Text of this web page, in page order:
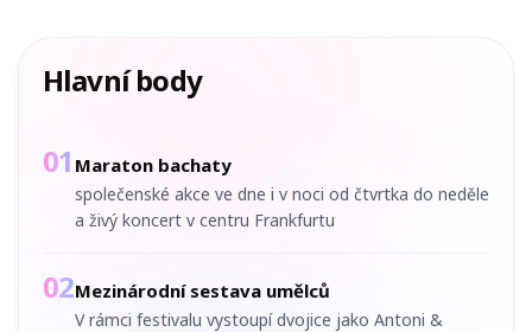
Hlavní body
01 Maraton bachaty
společenské akce ve dne i v noci od čtvrtka do neděle
a živý koncert v centru Frankfurtu
02Mezinárodní sestava umělců
V rámci festivalu vystoupí dvojice jako Antoni &